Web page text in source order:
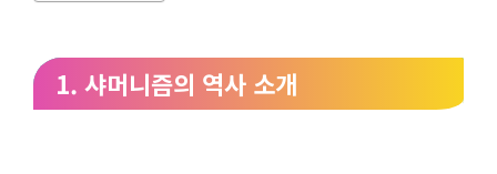
1. 샤머니즘의 역사 소개